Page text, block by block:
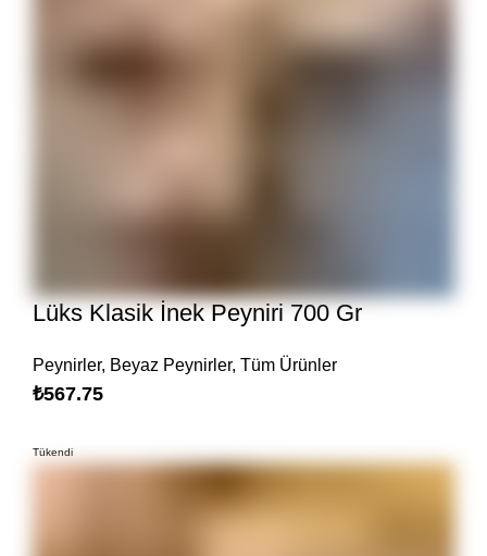
Lüks Klasik İnek Peyniri 700 Gr
Peynirler, Beyaz Peynirler, Tüm Ürünler
₺567.75
Tükendi